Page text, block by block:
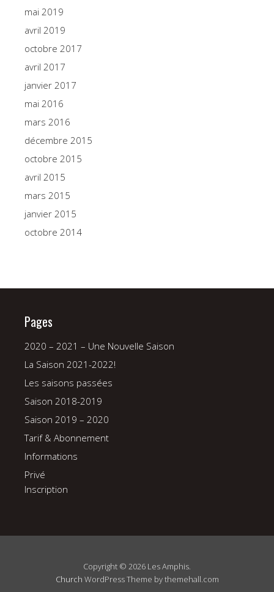
mai 2019
avril 2019
octobre 2017
avril 2017
janvier 2017
mai 2016
mars 2016
décembre 2015
octobre 2015
avril 2015
mars 2015
janvier 2015
octobre 2014
Pages
2020 – 2021 – Une Nouvelle Saison
La Saison 2021-2022!
Les saisons passées
Saison 2018-2019
Saison 2019 – 2020
Tarif & Abonnement
Informations
Privé
Inscription
Copyright © 2026 Les Amphis.
Church WordPress Theme by themehall.com